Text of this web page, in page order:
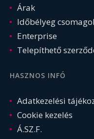
Árak
Időbélyeg
Enterprise
Telepíthető
HASZNOS INFÓ
Adatkezelési
Cookie kezelés
Á.SZ.F.